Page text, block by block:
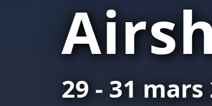
29 - 31 mars